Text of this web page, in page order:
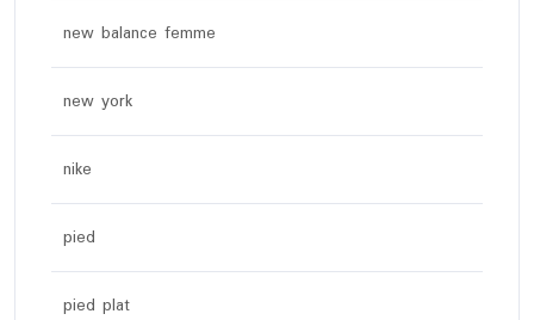
new balance femme
new york
nike
pied
pied plat